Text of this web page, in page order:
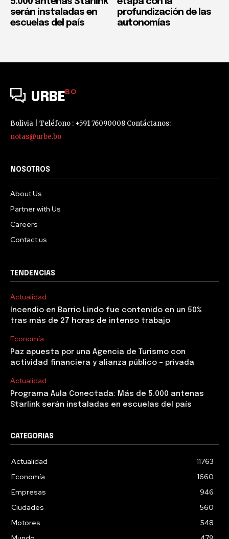
serán instaladas en
escuelas del país
profundización de las
autonomías
URBEBO
Bolivia | Teléfono : +591 76090008 Contáctanos:
notas@urbe.bo
NOSOTROS
About Us
Partner with Us
Careers
Contact us
TENDENCIAS
Actualidad
Incendio en Barrio Lindo fue contenido en un 50%
tras más de 27 horas de intenso trabajo
Economía
Paz apuesta por una Agencia de Turismo con
actividad financiera y alianza público – privada
Actualidad
Programa Aula Conectada: Más de 5.000 antenas
Starlink serán instaladas en escuelas del país
CATEGORIAS
Actualidad
11763
Economía
1660
Empresas
946
Ciudades
560
Motores
548